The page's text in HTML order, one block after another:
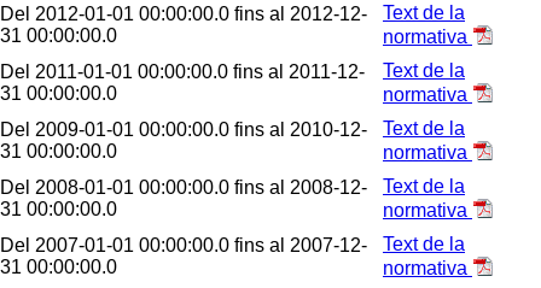
Del 2012-01-01 00:00:00.0 fins al 2012-12-
31 00:00:00.0
Text de la
normativa
Del 2011-01-01 00:00:00.0 fins al 2011-12-
31 00:00:00.0
Text de la
normativa
Del 2009-01-01 00:00:00.0 fins al 2010-12-
31 00:00:00.0
Text de la
normativa
Del 2008-01-01 00:00:00.0 fins al 2008-12-
31 00:00:00.0
Text de la
normativa
Del 2007-01-01 00:00:00.0 fins al 2007-12-
31 00:00:00.0
Text de la
normativa